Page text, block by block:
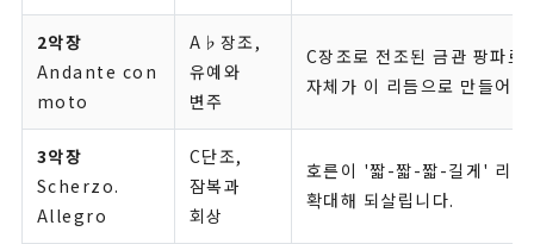
2악장
Andante con
moto
A♭장조,
유예와
변주
C장조로 전조된 금관 팡파르
자체가 이 리듬으로 만들어
3악장
Scherzo.
Allegro
C단조,
잠복과
회상
호른이 '짧-짧-짧-길게' 리듬
확대해 되살립니다.